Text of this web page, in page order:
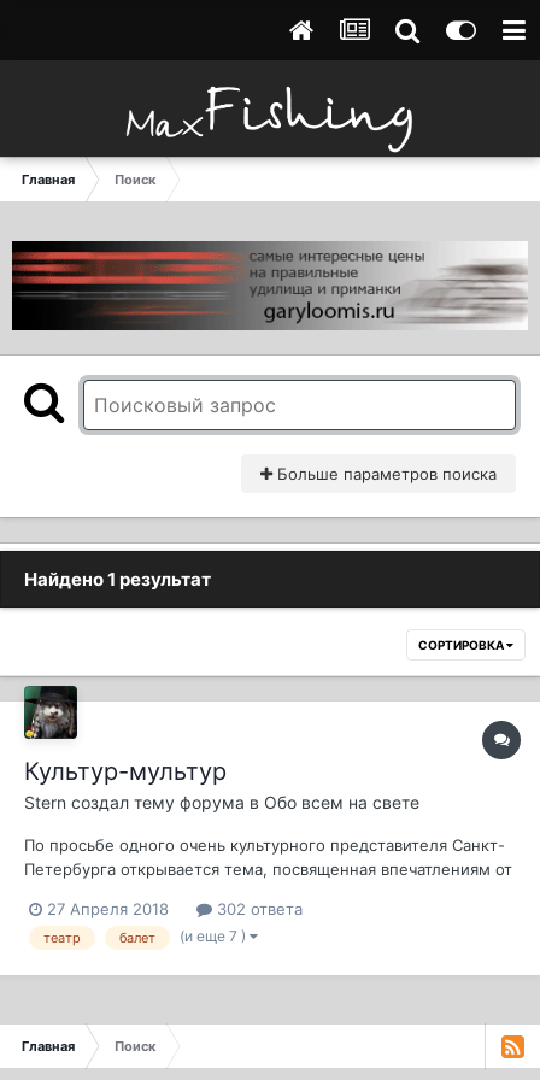
Главная Поиск
Больше параметров поиска
Найдено 1 результат
СОРТИРОВКА
Культур-мультур
Stern создал тему форума в Обо всем на свете
По просьбе одного очень культурного представителя Санкт-
Петербурга открывается тема, посвященная впечатлениям от
27 Апреля 2018
302 ответа
театр балет (и еще 7 )
Главная Поиск